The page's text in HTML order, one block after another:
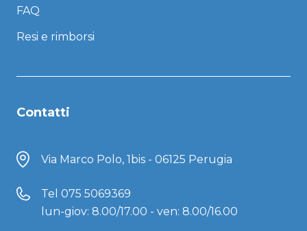
FAQ
Resi e rimborsi
Contatti
Via Marco Polo, 1bis - 06125 Perugia
Tel 075 5069369
lun-giov: 8.00/17.00 - ven: 8.00/16.00